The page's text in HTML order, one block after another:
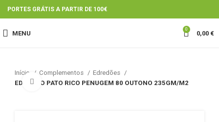
PORTES GRÁTIS A PARTIR DE 100€
MENU
0
0,00 €
Início Complementos
Edredões
EDREDÃO PATO RICO PENUGEM 80 OUTONO 235GM/M2
Click to enlarge